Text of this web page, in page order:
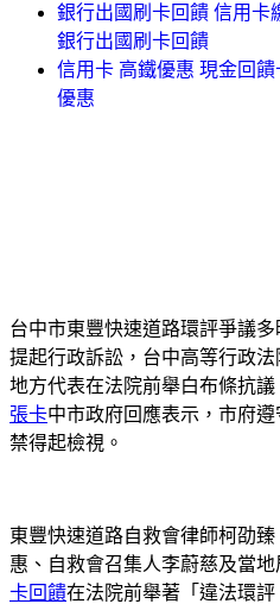
銀行出國刷卡回饋 信用卡
銀行出國刷卡回饋
信用卡 高鐵優惠 現金回
優惠
台中市東豐快速道路環評爭議
提起行政訴訟，台中高等行政
地方代表在法院前舉白布條抗
張卡中市政府回應表示，市府
禁得起檢視。
東豐快速道路自救會律師柯劭
惠、自救會召集人李蔚慈及當地
卡回饋在法院前舉著「違法環